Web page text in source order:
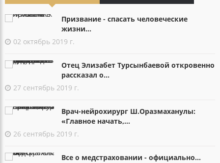
Призвание - спасать человеческие
жизни...
02 октябрь 2019 г.
Отец Элизабет Турсынбаевой откровенно
рассказал о...
27 сентябрь 2019 г.
Врач-нейрохирург Ш.Оразмаханулы:
«Главное начать,...
26 сентябрь 2019 г.
Все о медстраховании - официально...